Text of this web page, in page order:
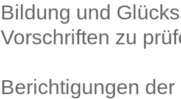
Bildung und
Vorschriften zu
Berichtigungen